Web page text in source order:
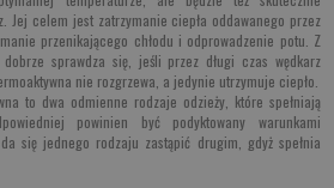
Jej celem jest zatrzymanie ciepła oddawanego przez
przenikającego chłodu i odprowadzenie potu. Z
sprawdza się, jeśli przez długi czas wędkarz
nie rozgrzewa, a jedynie utrzymuje ciepło.
to dwa odmienne rodzaje odzieży, które spełniają
powinien być podyktowany warunkami
się jednego rodzaju zastąpić drugim, gdyż spełnia